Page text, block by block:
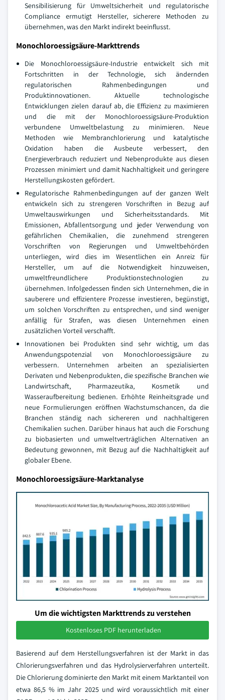
Sensibilisierung für Umweltsicherheit und regulatorische
Compliance ermutigt Hersteller, sicherere Methoden zu
übernehmen, was den Markt indirekt beeinflusst.
Monochloroessigsäure-Markttrends
Die Monochloroessigsäure-Industrie entwickelt sich mit
Fortschritten in der Technologie, sich ändernden
regulatorischen Rahmenbedingungen und
Produktinnovationen. Aktuelle technologische
Entwicklungen zielen darauf ab, die Effizienz zu maximieren
und die mit der Monochloroessigsäure-Produktion
verbundene Umweltbelastung zu minimieren. Neue
Methoden wie Membranchlorierung und katalytische
Oxidation haben die Ausbeute verbessert, den
Energieverbrauch reduziert und Nebenprodukte aus diesen
Prozessen minimiert und damit Nachhaltigkeit und geringere
Herstellungskosten gefördert.
Regulatorische Rahmenbedingungen auf der ganzen Welt
entwickeln sich zu strengeren Vorschriften in Bezug auf
Umweltauswirkungen und Sicherheitsstandards. Mit
Emissionen, Abfallentsorgung und jeder Verwendung von
gefährlichen Chemikalien, die zunehmend strengeren
Vorschriften von Regierungen und Umweltbehörden
unterliegen, wird dies im Wesentlichen ein Anreiz für
Hersteller, um auf die Notwendigkeit hinzuweisen,
umweltfreundlichere Produktionstechnologien zu
übernehmen. Infolgedessen finden sich Unternehmen, die in
sauberere und effizientere Prozesse investieren, begünstigt,
um solchen Vorschriften zu entsprechen, und sind weniger
anfällig für Strafen, was diesen Unternehmen einen
zusätzlichen Vorteil verschafft.
Innovationen bei Produkten sind sehr wichtig, um das
Anwendungspotenzial von Monochloroessigsäure zu
verbessern. Unternehmen arbeiten an spezialisierten
Derivaten und Nebenprodukten, die spezifische Branchen wie
Landwirtschaft, Pharmazeutika, Kosmetik und
Wasseraufbereitung bedienen. Erhöhte Reinheitsgrade und
neue Formulierungen eröffnen Wachstumschancen, da die
Branchen ständig nach sichereren und nachhaltigeren
Chemikalien suchen. Darüber hinaus hat auch die Forschung
zu biobasierten und umweltverträglichen Alternativen an
Bedeutung gewonnen, mit Bezug auf die Nachhaltigkeit auf
globaler Ebene.
Monochloroessigsäure-Marktanalyse
Um die wichtigsten Markttrends zu verstehen
Kostenloses PDF herunterladen
Basierend auf dem Herstellungsverfahren ist der Markt in das
Chlorierungsverfahren und das Hydrolysierverfahren unterteilt.
Die Chlorierung dominierte den Markt mit einem Marktanteil von
etwa 86,5 % im Jahr 2025 und wird voraussichtlich mit einer